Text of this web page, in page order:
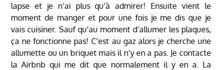
lapse et je n’ai plus qu’à admirer! Ensuite vient le
moment de manger et pour une fois je me dis que je
vais cuisiner. Sauf qu’au moment d’allumer les plaques,
ça ne fonctionne pas! C’est au gaz alors je cherche une
allumette ou un briquet mais il n’y en a pas. Je contacte
la Airbnb qui me dit que normalement il y en a. La